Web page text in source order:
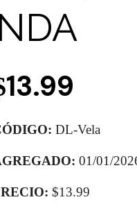
13.99
DL-Vela
01/01/
$13.99